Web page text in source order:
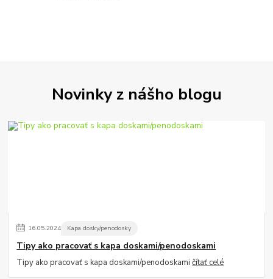
Novinky z nášho blogu
16.05.2024 Kapa dosky/penodosky
Tipy ako pracovať s kapa doskami/penodoskami
Tipy ako pracovať s kapa doskami/penodoskamičítať celé